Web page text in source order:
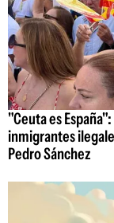
"Ceuta es
inmigrantes
Pedro Sánchez